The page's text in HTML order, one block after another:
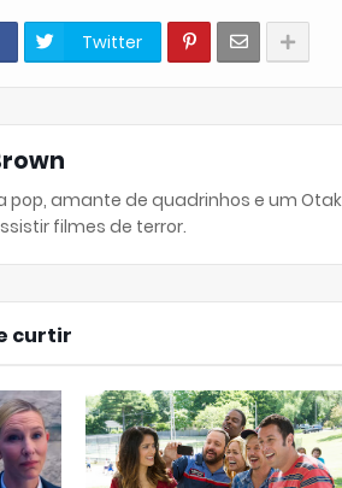
Twitter
pop, amante de quadrinhos e um
filmes de terror.
curtir